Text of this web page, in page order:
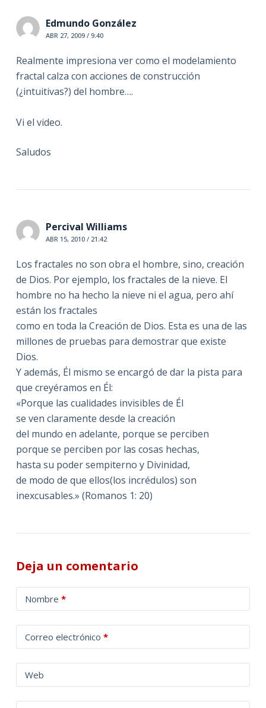
Edmundo González
ABR 27, 2009 / 9:40
Realmente impresiona ver como el modelamiento
fractal calza con acciones de construcción
(¿intuitivas?) del hombre….
Vi el video.
Saludos
Percival Williams
ABR 15, 2010 / 21:42
Los fractales no son obra el hombre, sino, creación
de Dios. Por ejemplo, los fractales de la nieve. El
hombre no ha hecho la nieve ni el agua, pero ahí
están los fractales
como en toda la Creación de Dios. Esta es una de las
millones de pruebas para demostrar que existe
Dios.
Y además, Él mismo se encargó de dar la pista para
que creyéramos en Él:
«Porque las cualidades invisibles de Él
se ven claramente desde la creación
del mundo en adelante, porque se perciben
porque se perciben por las cosas hechas,
hasta su poder sempiterno y Divinidad,
de modo de que ellos(los incrédulos) son
inexcusables.» (Romanos 1: 20)
Deja un comentario
Nombre *
Correo electrónico *
Web
l
t
a
t